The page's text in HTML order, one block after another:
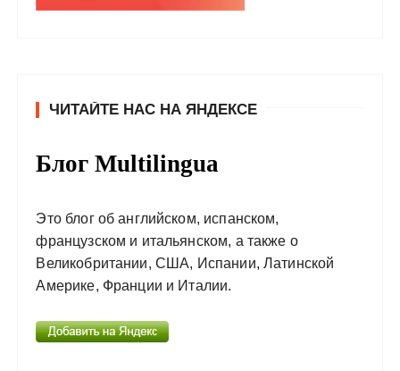
ЧИТАЙТЕ НАС НА ЯНДЕКСЕ
Блог Multilingua
Это блог об английском, испанском,
французском и итальянском, а также о
Великобритании, США, Испании, Латинской
Америке, Франции и Италии.